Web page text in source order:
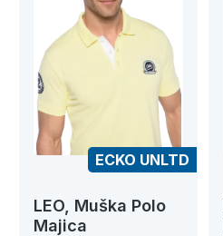
ECKO UNLTD
LEO, Muška Polo
Majica